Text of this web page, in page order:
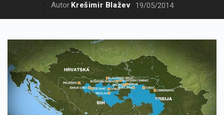
Autor Krešimir Blažev 19/05/2014